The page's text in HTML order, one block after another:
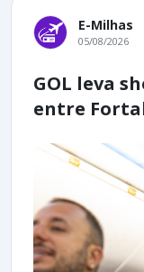
E-Milhas
05/08/2026
GOL leva
entre